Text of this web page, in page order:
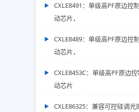
CXLE8491：单级高PF原边控
动芯片，
CXLE8489：单级高PF原边控
动芯片，
CXLE8453C：单级高PF原边
动芯片
CXLE86325：兼容可控硅调光